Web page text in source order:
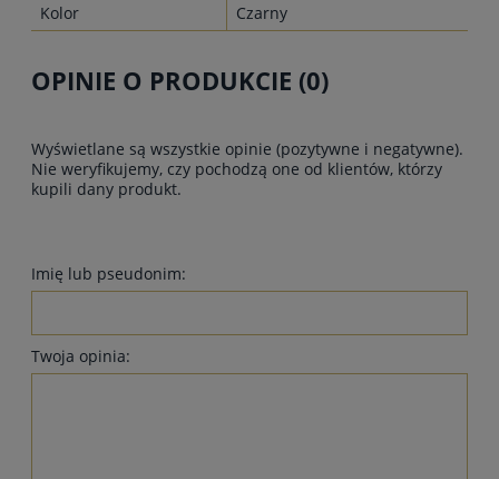
Kolor Czarny
OPINIE O PRODUKCIE (0)
Wyświetlane są wszystkie opinie (pozytywne i negatywne).
Nie weryfikujemy, czy pochodzą one od klientów, którzy
kupili dany produkt.
Imię lub pseudonim:
Twoja opinia: